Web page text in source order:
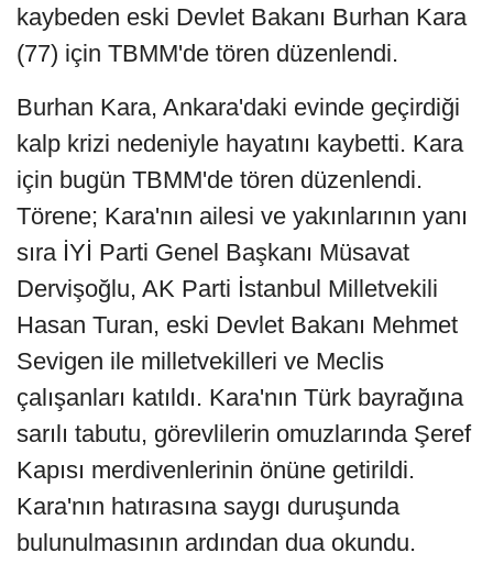
kaybeden eski Devlet Bakanı Burhan Kara
(77) için TBMM'de tören düzenlendi.
Burhan Kara, Ankara'daki evinde geçirdiği
kalp krizi nedeniyle hayatını kaybetti. Kara
için bugün TBMM'de tören düzenlendi.
Törene; Kara'nın ailesi ve yakınlarının yanı
sıra İYİ Parti Genel Başkanı Müsavat
Dervişoğlu, AK Parti İstanbul Milletvekili
Hasan Turan, eski Devlet Bakanı Mehmet
Sevigen ile milletvekilleri ve Meclis
çalışanları katıldı. Kara'nın Türk bayrağına
sarılı tabutu, görevlilerin omuzlarında Şeref
Kapısı merdivenlerinin önüne getirildi.
Kara'nın hatırasına saygı duruşunda
bulunulmasının ardından dua okundu.